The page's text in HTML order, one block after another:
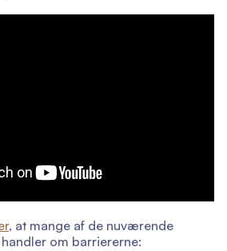
, at mange af de nuværende
om barriererne: